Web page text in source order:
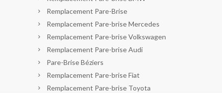
Remplacement Pare-Brise
Remplacement Pare-brise Mercedes
Remplacement Pare-brise Volkswagen
Remplacement Pare-brise Audi
Pare-Brise Béziers
Remplacement Pare-brise Fiat
Remplacement Pare-brise Toyota